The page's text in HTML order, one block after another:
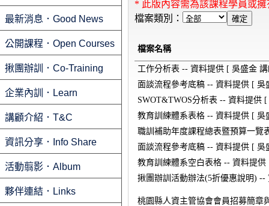
最新消息．Good News
公開課程．Open Courses
揪團辦訓．Co-Training
企業內訓．Learn
講顧介紹．T&C
資訊分享．Info Share
活動翦影．Album
夥伴連結．Links
* 此版內容需為該課程學員或
檔案類別：
檔案名稱
工作分析表 -- 資料提供 [ 吳盛金
面談流程參考底稿 -- 資料提供 [ 吳
SWOT&TWOS分析表 -- 資料提供
教育訓練體系表格 -- 資料提供 [ 吳
職訓補助年度課程總表暨預算一覽
面談流程參考底稿 -- 資料提供 [ 吳
教育訓練體系空白表格 -- 資料提
揪團辦訓活動辦法(5折優惠說明)
桃園縣人資主管協會會員招募簡章